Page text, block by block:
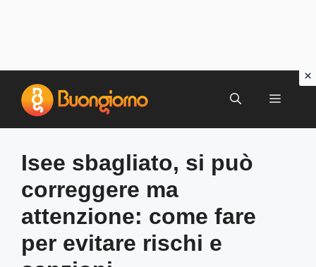
contenuto
MENU
Isee sbagliato, si può
correggere ma
attenzione: come fare
per evitare rischi e